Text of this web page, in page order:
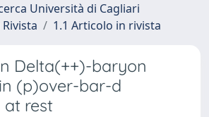
Università di Cagliari
1.1 Articolo in rivista
Delta(++)-baryon
(p)over-bar-d
at rest